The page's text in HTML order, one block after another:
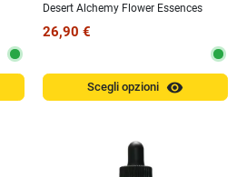
Desert Alchemy Flower Essences
26,90 €
Scegli opzioni visibility